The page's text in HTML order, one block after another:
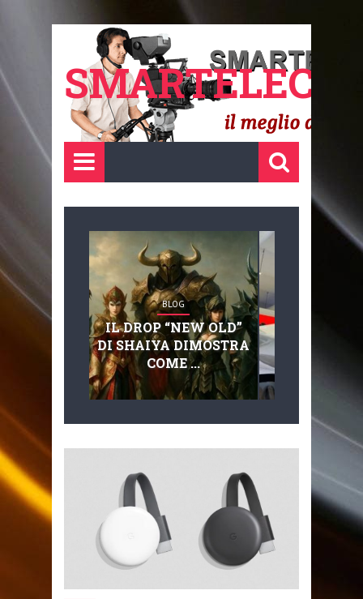
BLOG
IL DROP “NEW OLD”
DI SHAIYA DIMOSTRA
COME ...